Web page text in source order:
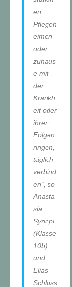
en,
Pflegeh
eimen
oder
zuhaus
e mit
der
Krankh
eit oder
ihren
Folgen
ringen,
täglich
verbind
en“, so
Anasta
sia
Synapi
(Klasse
10b)
und
Elias
Schloss